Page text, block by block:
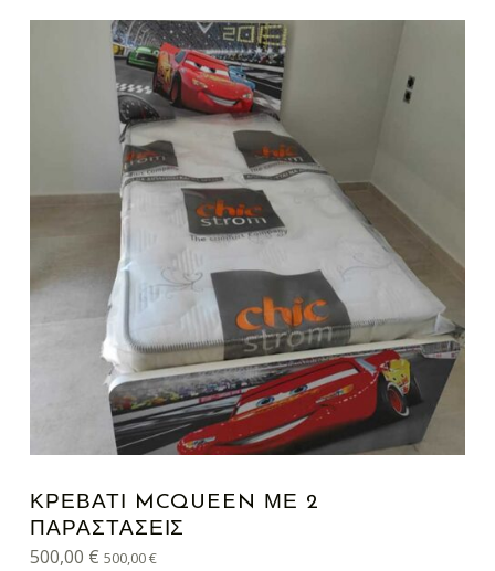
ΚΡΕΒΆΤΙ MCQUEEN ΜΕ 2
ΠΑΡΑΣΤΆΣΕΙΣ
500,00 € 500,00€